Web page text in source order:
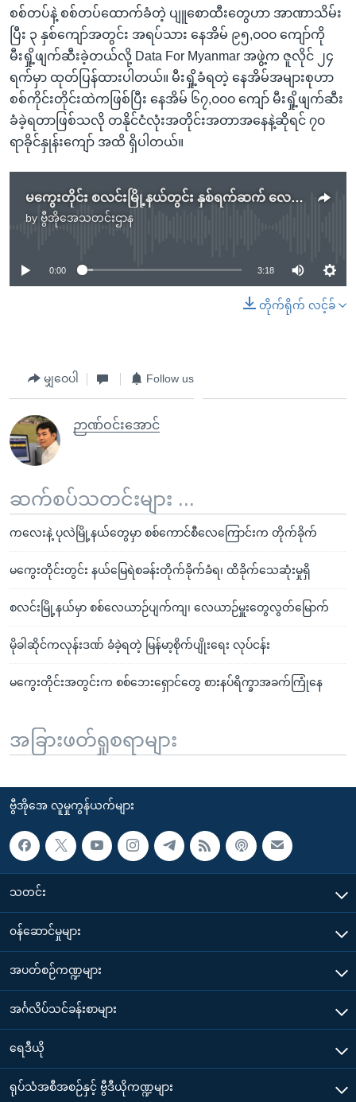
စစ်တပ်နဲ့ စစ်တပ်ထောက်ခံတဲ့ ပျူစောထီးတွေဟာ အာဏာသိမ်း
ပြီး ၃ နှစ်ကျော်အတွင်း အရပ်သား နေအိမ် ၉၅,၀၀၀ ကျော်ကို
မီးရှို့ဖျက်ဆီးခဲ့တယ်လို့ Data For Myanmar အဖွဲ့က ဇူလိုင် ၂၄
ရက်မှာ ထုတ်ပြန်ထားပါတယ်။ မီးရှို့ခံရတဲ့ နေအိမ်အများစုဟာ
စစ်ကိုင်းတိုင်းထဲကဖြစ်ပြီး နေအိမ် ၆၇,၀၀၀ ကျော် မီးရှို့ဖျက်ဆီး
ခံခဲ့ရတာဖြစ်သလို တနိုင်ငံလုံးအတိုင်းအတာအနေနဲ့ဆိုရင် ၇၀
ရာခိုင်နှုန်းကျော် အထိ ရှိပါတယ်။
မကွေးတိုင်း စလင်းမြို့နယ်တွင်း နှစ်ရက်ဆက် လေကြောင်းတိုက်ခိုက်ခံရ
by ဗွီအိုအေသတင်းဌာန
No media source currently available
0:00 3:18
တိုက်ရိုက် လင့်ခ်
မျှဝေပါ Follow us
ဉာဏ်ဝင်းအောင်
ဆက်စပ်သတင်းများ ...
ကလေးနဲ့ ပုလဲမြို့နယ်တွေမှာ စစ်ကောင်စီလေကြောင်းက တိုက်ခိုက်
မကွေးတိုင်းတွင်း နယ်မြေရဲစခန်းတိုက်ခိုက်ခံရ၊ ထိခိုက်သေဆုံးမှုရှိ
စလင်းမြို့နယ်မှာ စစ်လေယာဉ်ပျက်ကျ၊ လေယာဉ်မှူးတွေလွတ်မြောက်
မိုခါဆိုင်ကလုန်းဒဏ် ခံခဲ့ရတဲ့ မြန်မာ့စိုက်ပျိုးရေး လုပ်ငန်း
မကွေးတိုင်းအတွင်းက စစ်ဘေးရှောင်တွေ စားနပ်ရိက္ခာအခက်ကြုံနေ
အခြားဖတ်ရှုစရာများ
ဗွီအိုအေ လူမှုကွန်ယက်များ
သတင်း
၀န်ဆောင်မှုများ
အပတ်စဉ်ကဏ္ဍများ
အင်္ဂလိပ်သင်ခန်းစာများ
ရေဒီယို
ရုပ်သံအစီအစဉ်နှင့် ဗွီဒီယိုကဏ္ဍများ